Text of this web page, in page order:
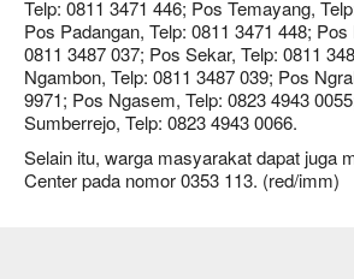
Telp: 0811 3471 446; Pos Temayang,
Pos Padangan, Telp: 0811 3471 448;
0811 3487 037; Pos Sekar, Telp: 0811
Ngambon, Telp: 0811 3487 039; Pos
9971; Pos Ngasem, Telp: 0823 4943
Sumberrejo, Telp: 0823 4943 0066.
Selain itu, warga masyarakat dapat juga
Center pada nomor 0353 113. (red/imm)